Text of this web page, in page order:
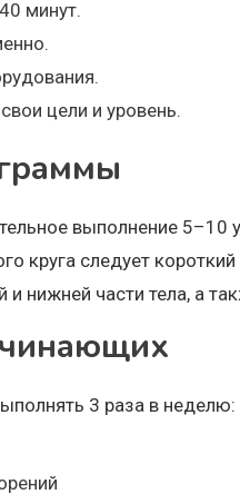
минут.
цели и уровень.
выполнение
круга следует
нижней части тела, а
3 раза в неделю: